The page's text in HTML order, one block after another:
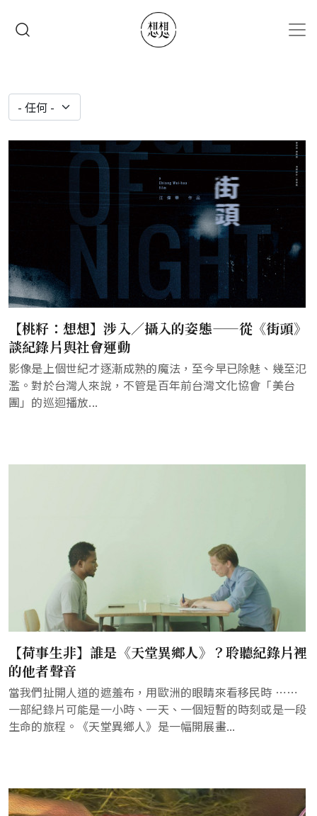
【桃籽：想想】涉入／攝入的姿態——從《街頭》
談紀錄片與社會運動
影像是上個世紀才逐漸成熟的魔法，至今早已除魅、幾至氾
濫。對於台灣人來說，不管是百年前台灣文化協會「美台
團」的巡迴播放...
【荷事生非】誰是《天堂異鄉人》？聆聽紀錄片裡
的他者聲音
當我們扯開人道的遮羞布，用歐洲的眼睛來看移民時 ⋯⋯
一部紀錄片可能是一小時、一天、一個短暫的時刻或是一段
生命的旅程。《天堂異鄉人》是一幅開展畫...